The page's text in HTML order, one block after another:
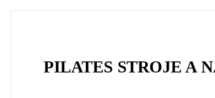
PILATES STROJE A